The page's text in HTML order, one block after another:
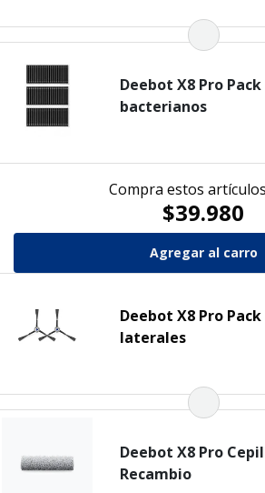
Deebot X8 Pro
bacterianos
Compra estos
$39.980
Deebot X8 Pro
laterales
Deebot X8 Pro
Recambio